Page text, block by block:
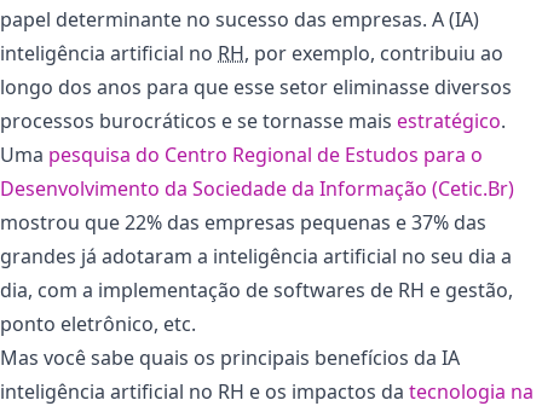
papel determinante no sucesso das empresas. A (IA)
inteligência artificial no RH, por exemplo, contribuiu ao
longo dos anos para que esse setor eliminasse diversos
processos burocráticos e se tornasse mais estratégico.
Uma pesquisa do Centro Regional de Estudos para o
Desenvolvimento da Sociedade da Informação (Cetic.Br)
mostrou que 22% das empresas pequenas e 37% das
grandes já adotaram a inteligência artificial no seu dia a
dia, com a implementação de softwares de RH e gestão,
ponto eletrônico, etc.
Mas você sabe quais os principais benefícios da IA
inteligência artificial no RH e os impactos da tecnologia na